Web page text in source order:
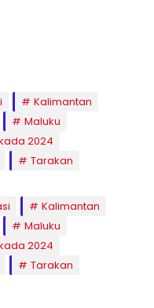
Kalimantan
Maluku
2024
Tarakan
Kalimantan
Maluku
2024
Tarakan